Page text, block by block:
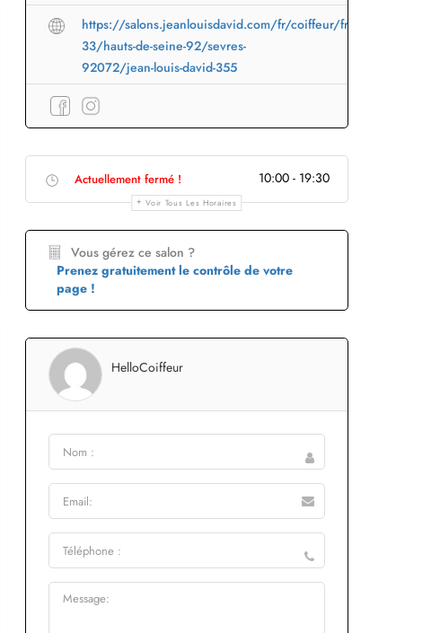
emporter en voyage
lissage ultra rapide
https://salons.jeanlouisdavid.com/fr/coiffeur/france-
33/hauts-de-seine-92/sevres-
92072/jean-louis-david-355
Actuellement fermé ! 10:00 - 19:30
Voir Tous Les Horaires
Vous gérez ce salon ?
Prenez gratuitement le contrôle de votre
page !
HelloCoiffeur